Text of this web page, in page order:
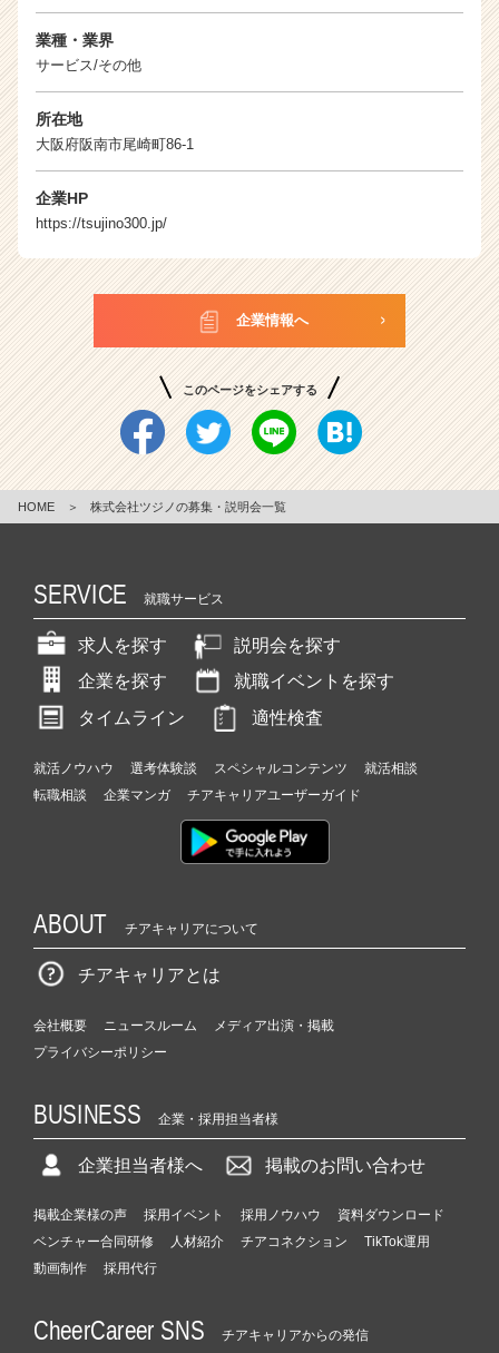
ウ
活
サ
キ
（C
e
C
a
e
r）
業種・業界
サービス/その他
所在地
大阪府阪南市尾崎町86-1
企業HP
https://tsujino300.jp/
企業情報へ
このページをシェアする
HOME ＞ 株式会社ツジノの募集・説明会一覧
SERVICE 就職サービス
求人を探す
説明会を探す
企業を探す
就職イベントを探す
タイムライン
適性検査
就活ノウハウ 選考体験談 スペシャルコンテンツ
就活相談
転職相談
企業マンガ チアキャリアユーザーガイド
ABOUT チアキャリアについて
チアキャリアとは
会社概要 ニュースルーム
メディア出演・掲載
プライバシーポリシー
BUSINESS 企業・採用担当者様
企業担当者様へ 掲載のお問い合わせ
掲載企業様の声 採用イベント 採用ノウハウ
資料ダウンロード
ベンチャー合同研修
人材紹介 チアコネクション
TikTok運用
動画制作
採用代行
CheerCareer SNS チアキャリアからの発信